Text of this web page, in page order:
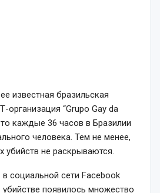
известная бразильская
организация “Grupo Gay da
каждые 36 часов в Бразилии
человека. Тем не менее,
убийств не раскрываются.
социальной сети Facebook
появилось множество